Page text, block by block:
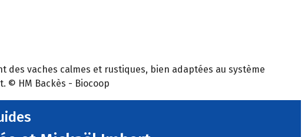
des vaches calmes et rustiques, bien adaptées au système
© HM Backès - Biocoop